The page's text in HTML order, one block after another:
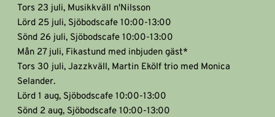
Tors 23 juli, Musikkväll n'Nilsson
Lörd 25 juli, Sjöbodscafe 10:00-13:00
Sönd 26 juli, Sjöbodscafe 10:00-13:00
Mån 27 juli, Fikastund med inbjuden gäst*
Tors 30 juli, Jazzkväll, Martin Ekölf trio med Monica
Selander.
Lörd 1 aug, Sjöbodscafe 10:00-13:00
Sönd 2 aug, Sjöbodscafe 10:00-13:00